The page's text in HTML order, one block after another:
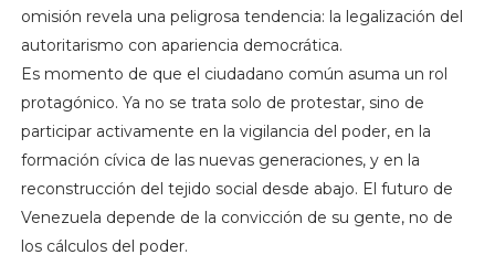
omisión revela una peligrosa tendencia: la legalización del
autoritarismo con apariencia democrática.
Es momento de que el ciudadano común asuma un rol
protagónico. Ya no se trata solo de protestar, sino de
participar activamente en la vigilancia del poder, en la
formación cívica de las nuevas generaciones, y en la
reconstrucción del tejido social desde abajo. El futuro de
Venezuela depende de la convicción de su gente, no de
los cálculos del poder.